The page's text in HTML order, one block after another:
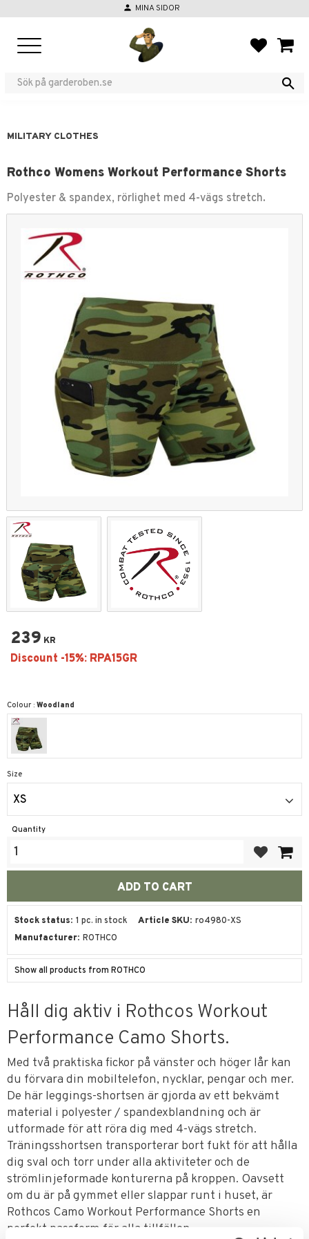
person MINA SIDOR
MILITARY CLOTHES
Rothco Womens Workout Performance Shorts
Polyester & spandex, rörlighet med 4-vägs stretch.
239 KR
Colour : Woodland
Size
XS
Quantity
Stock status 1 pc. in stock Article SKU ro4980-XS
Manufacturer ROTHCO
Show all products from ROTHCO
Håll dig aktiv i Rothcos Workout
Performance Camo Shorts.
Med två praktiska fickor på vänster och höger lår kan
du förvara din mobiltelefon, nycklar, pengar och mer.
De här leggings-shortsen är gjorda av ett bekvämt
material i polyester / spandexblandning och är
utformade för att röra dig med 4-vägs stretch.
Träningsshortsen transporterar bort fukt för att hålla
dig sval och torr under alla aktiviteter och de
strömlinjeformade konturerna på kroppen. Oavsett
om du är på gymmet eller slappar runt i huset, är
Rothcos Camo Workout Performance Shorts en
perfekt passform för alla tillfällen.